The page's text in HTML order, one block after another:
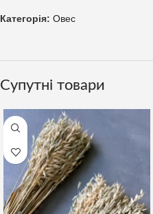
Категорія: Овес
Супутні товари